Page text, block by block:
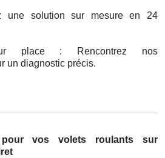
une solution sur mesure en 24
place : Rencontrez nos
un diagnostic précis.
pour vos volets roulants sur